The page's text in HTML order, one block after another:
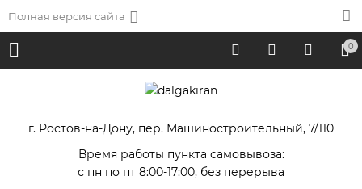
Полная версия сайта
0
г. Ростов-на-Дону, пер. Машиностроительный, 7/110
Время работы пункта самовывоза:
с пн по пт 8:00-17:00, без перерыва